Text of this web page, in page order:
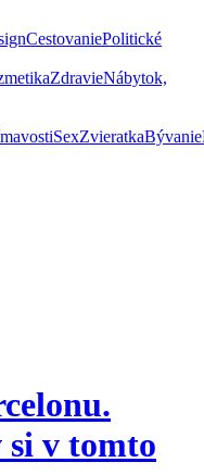
CestovaniePolitické
ZdravieNábytok,
SexZvieratkaBývanie
v tomto